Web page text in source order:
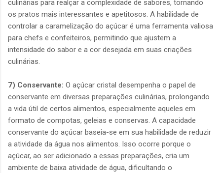
culinárias para realçar a complexidade de sabores, tornando
os pratos mais interessantes e apetitosos. A habilidade de
controlar a caramelização do açúcar é uma ferramenta valiosa
para chefs e confeiteiros, permitindo que ajustem a
intensidade do sabor e a cor desejada em suas criações
culinárias.
7) Conservante: O açúcar cristal desempenha o papel de
conservante em diversas preparações culinárias, prolongando
a vida útil de certos alimentos, especialmente aqueles em
formato de compotas, geleias e conservas. A capacidade
conservante do açúcar baseia-se em sua habilidade de reduzir
a atividade da água nos alimentos. Isso ocorre porque o
açúcar, ao ser adicionado a essas preparações, cria um
ambiente de baixa atividade de água, dificultando o